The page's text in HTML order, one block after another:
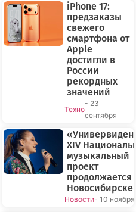
iPhone 17:
предзаказы
свежего
смартфона от
Apple
достигли в
России
рекордных
значений
Техно
- 23
сентября
XIV
музыкальный
проект
продолжается
Новосибирске
Новости- 10 ноября